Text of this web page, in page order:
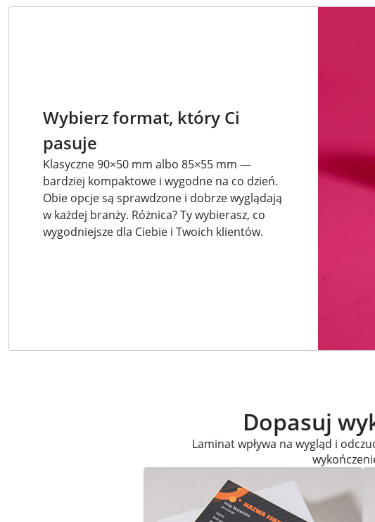
Wybierz format, który Ci
pasuje
Klasyczne 90×50 mm albo 85×55 mm —
bardziej kompaktowe i wygodne na co dzień.
Obie opcje są sprawdzone i dobrze wyglądają
w każdej branży. Różnica? Ty wybierasz, co
wygodniejsze dla Ciebie i Twoich klientów.
Dopasuj
Laminat wpływa na wygląd i